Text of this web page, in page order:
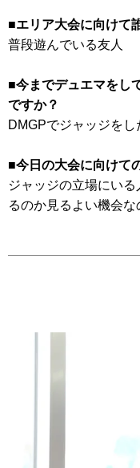
■エリア大会に向けて
普段遊んでいる友人
■今までデュエマをし
ですか？
DMGPでジャッジをし
■今日の大会に向けて
ジャッジの立場にい
るのか見るよい機会な